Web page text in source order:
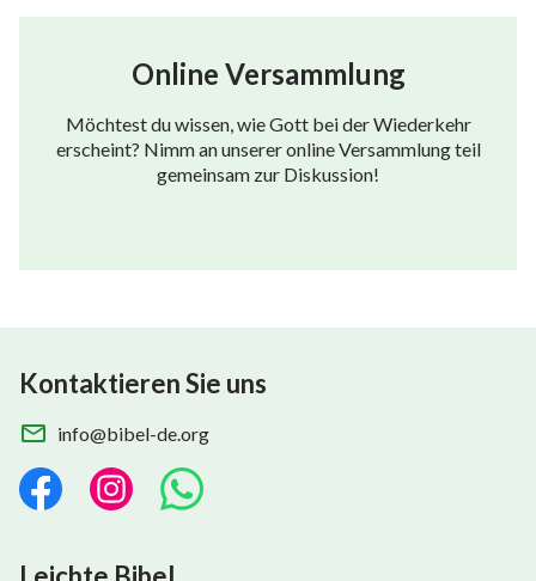
Online Versammlung
Möchtest du wissen, wie Gott bei der Wiederkehr
erscheint? Nimm an unserer online Versammlung teil
gemeinsam zur Diskussion!
Kontaktieren Sie uns
info@bibel-de.org